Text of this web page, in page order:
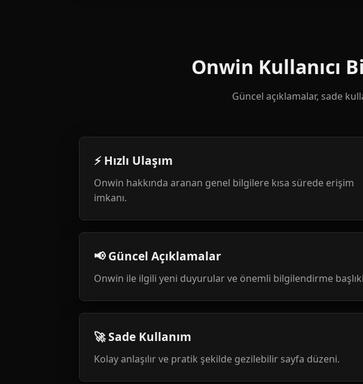
Onwin Kullanıcı
Güncel açıklamalar, sade
⚡ Hızlı Ulaşım
Onwin hakkında aranan genel bilgilere kısa sürede erişim
imkanı.
📢 Güncel Açıklamalar
Onwin ile ilgili yeni duyurular ve önemli bilgilendirme
🚀 Sade Kullanım
Kolay anlaşılır ve pratik şekilde gezilebilir sayfa düzeni.